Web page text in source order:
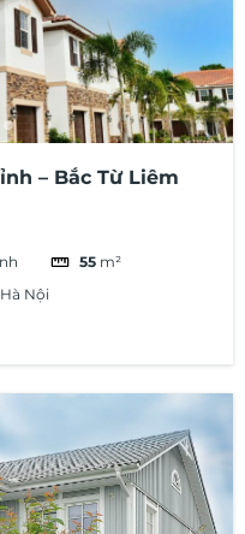
– Bắc Từ Liêm
55 m²
Nội